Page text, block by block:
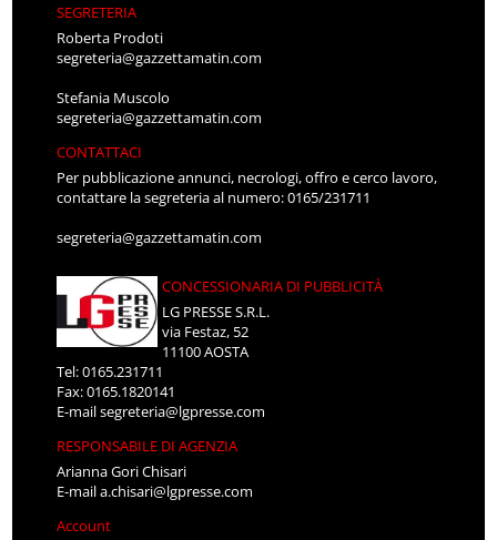
SEGRETERIA
Roberta Prodoti
segreteria@gazzettamatin.com
Stefania Muscolo
segreteria@gazzettamatin.com
CONTATTACI
Per pubblicazione annunci, necrologi, offro e cerco lavoro,
contattare la segreteria al numero: 0165/231711
segreteria@gazzettamatin.com
CONCESSIONARIA DI PUBBLICITÀ
LG PRESSE S.R.L.
via Festaz, 52
11100 AOSTA
Tel: 0165.231711
Fax: 0165.1820141
E-mailsegreteria@lgpresse.com
RESPONSABILE DI AGENZIA
Arianna Gori Chisari
E-maila.chisari@lgpresse.com
Account